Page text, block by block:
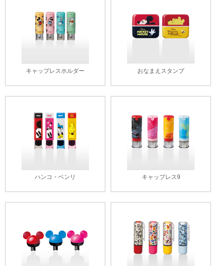
キャップレスホルダー おなまえスタンプ
ハンコ・ベンリ キャップレス9